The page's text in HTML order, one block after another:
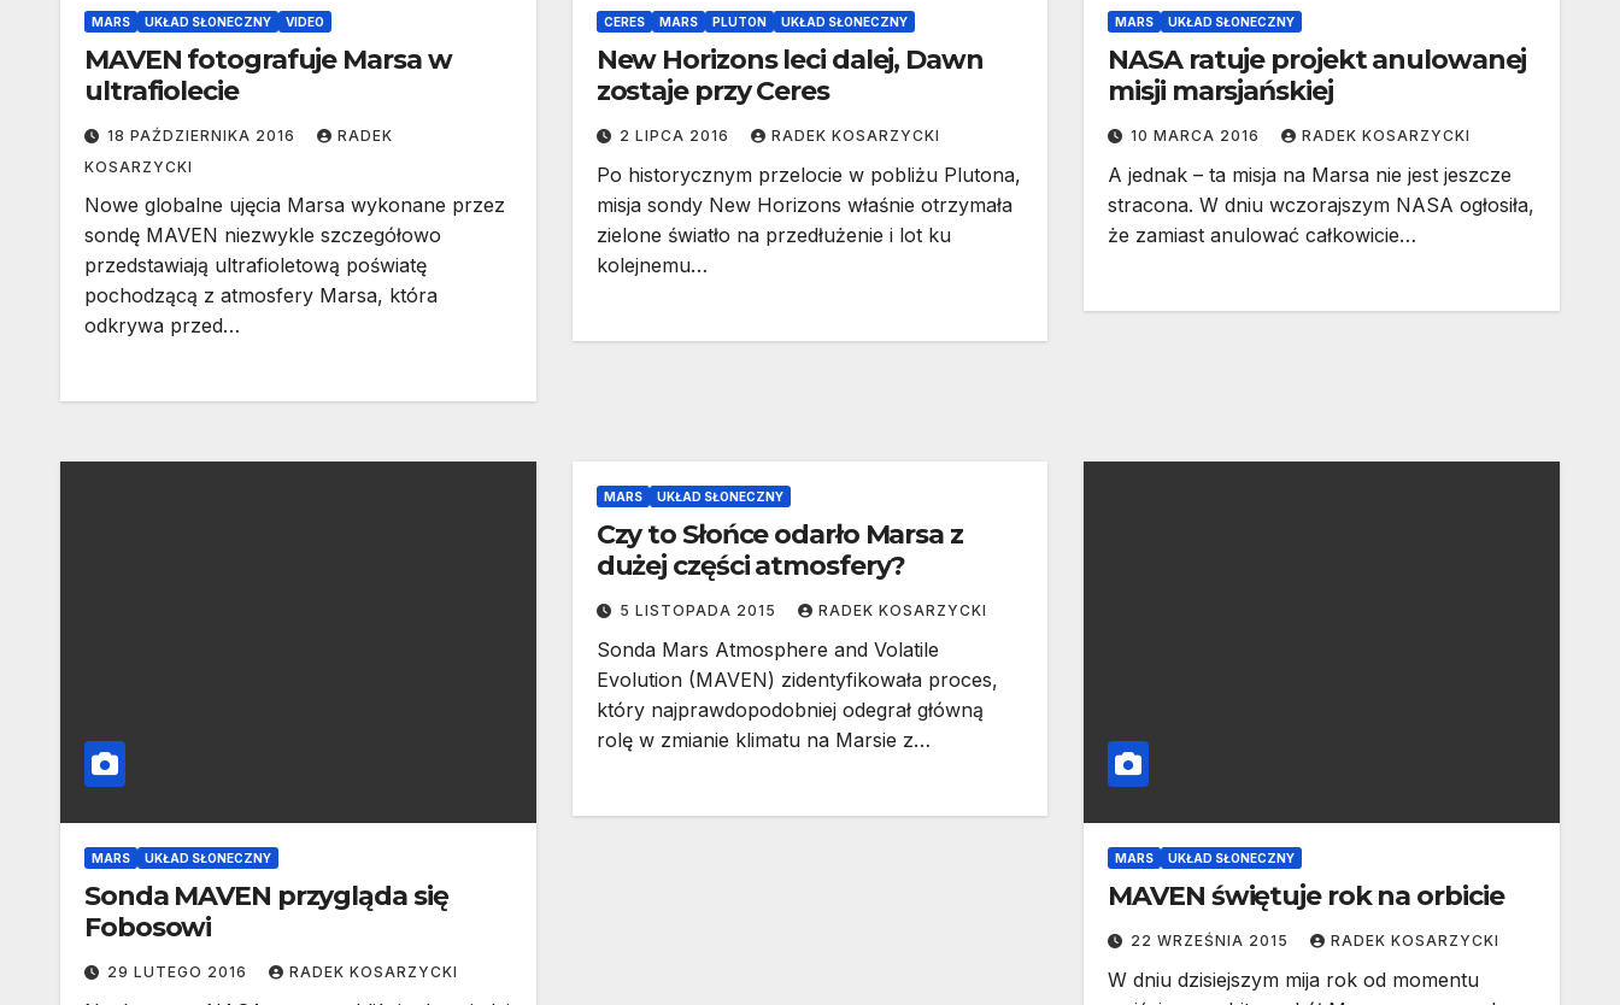
MARS UKŁAD SŁONECZNY VIDEO
MAVEN fotografuje Marsa w
ultrafiolecie
18 PAŹDZIERNIKA 2016
RADEK
KOSARZYCKI
Nowe globalne ujęcia Marsa wykonane przez
sondę MAVEN niezwykle szczegółowo
przedstawiają ultrafioletową poświatę
pochodzącą z atmosfery Marsa, która
odkrywa przed…
CERES MARS PLUTON UKŁAD SŁONECZNY
New Horizons leci dalej, Dawn
zostaje przy Ceres
2 LIPCA 2016 RADEK KOSARZYCKI
Po historycznym przelocie w pobliżu Plutona,
misja sondy New Horizons właśnie otrzymała
zielone światło na przedłużenie i lot ku
kolejnemu…
MARS UKŁAD SŁONECZNY
NASA ratuje projekt anulowanej
misji marsjańskiej
10 MARCA 2016 RADEK KOSARZYCKI
A jednak – ta misja na Marsa nie jest jeszcze
stracona. W dniu wczorajszym NASA ogłosiła,
że zamiast anulować całkowicie…
MARS UKŁAD SŁONECZNY
Sonda MAVEN przygląda się
Fobosowi
29 LUTEGO 2016 RADEK KOSARZYCKI
MARS UKŁAD SŁONECZNY
Czy to Słońce odarło Marsa z
dużej części atmosfery?
5 LISTOPADA 2015 RADEK KOSARZYCKI
Sonda Mars Atmosphere and Volatile
Evolution (MAVEN) zidentyfikowała proces,
który najprawdopodobniej odegrał główną
rolę w zmianie klimatu na Marsie z…
MARS UKŁAD SŁONECZNY
MAVEN świętuje rok na orbicie
22 WRZEŚNIA 2015 RADEK KOSARZYCKI
W dniu dzisiejszym mija rok od momentu